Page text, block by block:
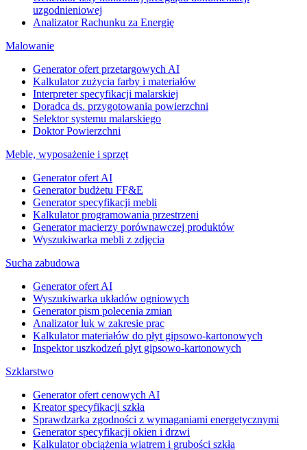
uzgodnieniowej
Analizator Rachunku za Energię
Malowanie
Generator ofert przetargowych AI
Kalkulator zużycia farby i materiałów
Interpreter specyfikacji malarskiej
Doradca ds. przygotowania powierzchni
Selektor systemu malarskiego
Doktor Powierzchni
Meble, wyposażenie i sprzęt
Generator ofert AI
Generator budżetu FF&E
Generator specyfikacji mebli
Kalkulator programowania przestrzeni
Generator macierzy porównawczej produktów
Wyszukiwarka mebli z zdjęcia
Sucha zabudowa
Generator ofert AI
Wyszukiwarka układów ogniowych
Generator pism polecenia zmian
Analizator luk w zakresie prac
Kalkulator materiałów do płyt gipsowo-kartonowych
Inspektor uszkodzeń płyt gipsowo-kartonowych
Szklarstwo
Generator ofert cenowych AI
Kreator specyfikacji szkła
Sprawdzarka zgodności z wymaganiami energetycznymi
Generator specyfikacji okien i drzwi
Kalkulator obciążenia wiatrem i grubości szkła